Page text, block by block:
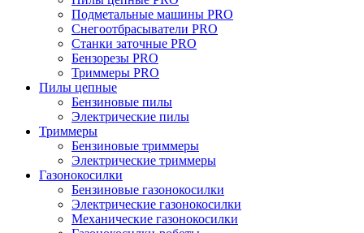
Подметальные машины PRO
Снегоотбрасыватели PRO
Станки заточные PRO
Бензорезы PRO
Триммеры PRO
Пилы цепные
Бензиновые пилы
Электрические пилы
Триммеры
Бензиновые триммеры
Электрические триммеры
Газонокосилки
Бензиновые газонокосилки
Электрические газонокосилки
Механические газонокосилки